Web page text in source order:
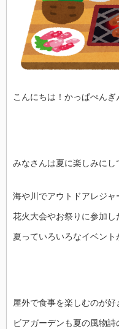
こんにちは！かっぱぺんぎ
みなさんは夏に楽しみにし
海や川でアウトドアレジャ
花火大会やお祭りに参加し
夏っていろいろなイベン
屋外で食事を楽しむのが好
ビアガーデンも夏の風物